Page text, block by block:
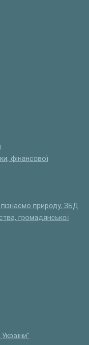
фінансової
пізнаємо природу, ЗБД
громадянської